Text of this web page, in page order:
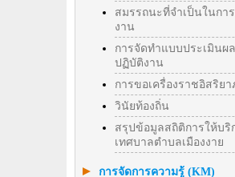
สมรรถนะที่จำเป็นในกา
งาน
การจัดทำแบบประเมินผ
ปฏิบัติงาน
การขอเครื่องราชอิสริย
วินัยท้องถิ่น
สรุปข้อมูลสถิติการให้บริ
เทศบาลตำบลเมืองงาย
การจัดการความรู้ (KM)